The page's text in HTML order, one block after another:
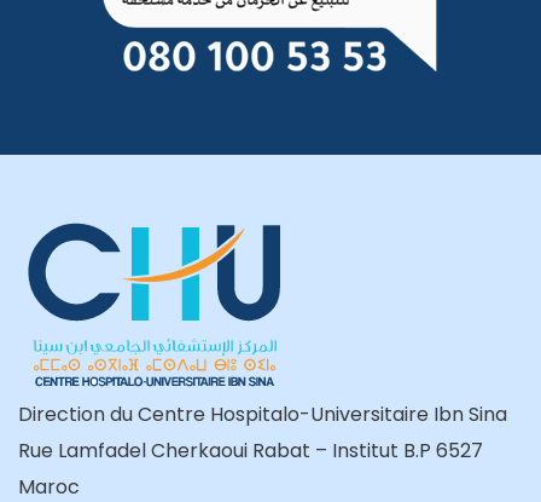
Direction du Centre Hospitalo-Universitaire Ibn Sina
Rue Lamfadel Cherkaoui Rabat – Institut B.P 6527
Maroc